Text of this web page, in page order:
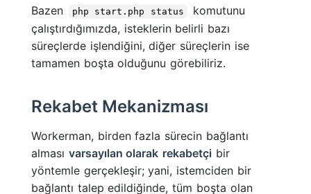
Bazen php start.php status
komutunu
çalıştırdığımızda, isteklerin belirli bazı
süreçlerde işlendiğini, diğer süreçlerin ise
tamamen boşta olduğunu görebiliriz.
Rekabet Mekanizması
Workerman, birden fazla sürecin bağlantı
alması varsayılan olarak rekabetçi bir
yöntemle gerçekleşir; yani, istemciden bir
bağlantı talep edildiğinde, tüm boşta olan